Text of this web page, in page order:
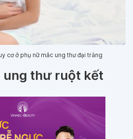
cơ ở phụ nữ mắc ung thư đại tràng
ung thư ruột kết